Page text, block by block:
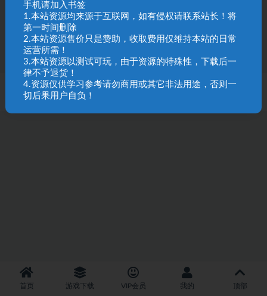
889
SQL 请求数：30 次
首页 游戏下载 VIP会员 我的 顶部
手机请加入书签
1.本站资源均来源于互联网，如有侵权请联系站长！将
第一时间删除
2.本站资源售价只是赞助，收取费用仅维持本站的日常
运营所需！
3.本站资源以测试可玩，由于资源的特殊性，下载后一
律不予退货！
4.资源仅供学习参考请勿商用或其它非法用途，否则一
切后果用户自负！